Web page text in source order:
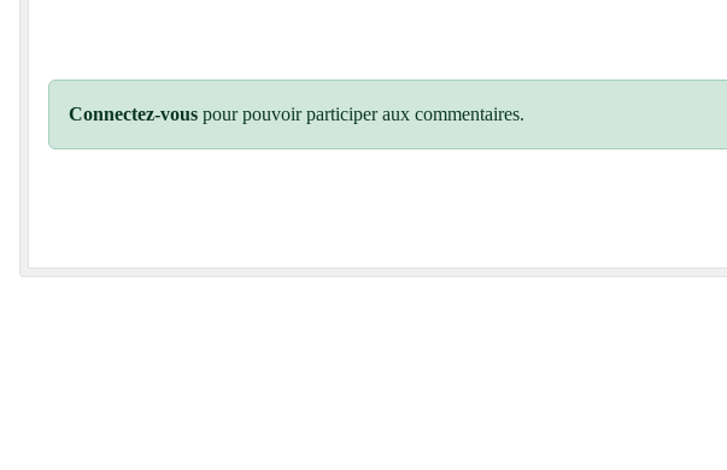
Connectez-vous pour pouvoir participer aux commentaires.